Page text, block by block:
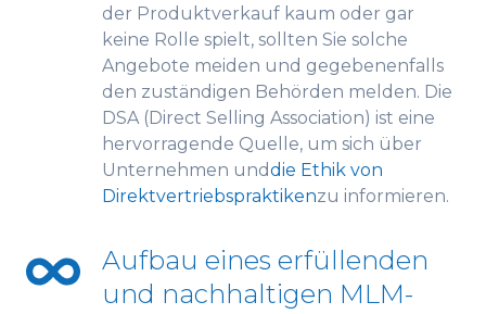
der Produktverkauf kaum oder gar
keine Rolle spielt, sollten Sie solche
Angebote meiden und gegebenenfalls
den zuständigen Behörden melden. Die
DSA (Direct Selling Association) ist eine
hervorragende Quelle, um sich über
Unternehmen unddie Ethik von
Direktvertriebspraktikenzu informieren.
Aufbau eines erfüllenden
und nachhaltigen MLM-